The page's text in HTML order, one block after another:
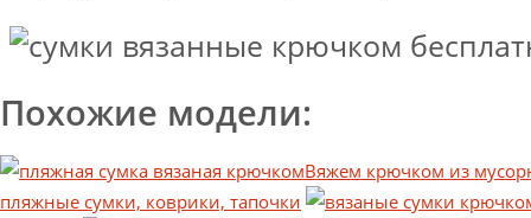
Похожие модели:
Вяжем крючком из
пляжные сумки, коврики, тапочки